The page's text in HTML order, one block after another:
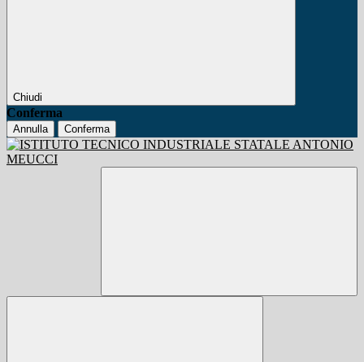
Chiudi
Conferma
Annulla Conferma